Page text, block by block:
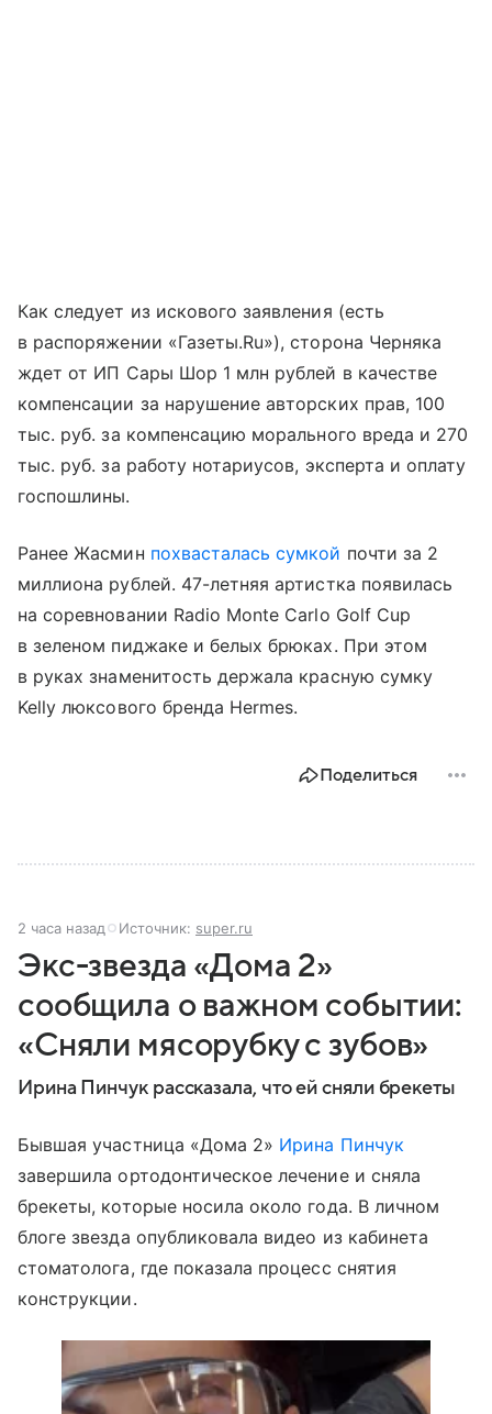
Как следует из искового заявления (есть
в распоряжении «Газеты.Ru»), сторона Черняка
ждет от ИП Сары Шор 1 млн рублей в качестве
компенсации за нарушение авторских прав, 100
тыс. руб. за компенсацию морального вреда и 270
тыс. руб. за работу нотариусов, эксперта и оплату
госпошлины.
Ранее Жасмин похвасталась сумкой почти за 2
миллиона рублей. 47-летняя артистка появилась
на соревновании Radio Monte Carlo Golf Cup
в зеленом пиджаке и белых брюках. При этом
в руках знаменитость держала красную сумку
Kelly люксового бренда Hermes.
Поделиться
2 часа назад Источник: super.ru
Экс-звезда «Дома 2»
сообщила о важном событии:
«Сняли мясорубку с зубов»
Ирина Пинчук рассказала, что ей сняли брекеты
Бывшая участница «Дома 2» Ирина Пинчук
завершила ортодонтическое лечение и сняла
брекеты, которые носила около года. В личном
блоге звезда опубликовала видео из кабинета
стоматолога, где показала процесс снятия
конструкции.